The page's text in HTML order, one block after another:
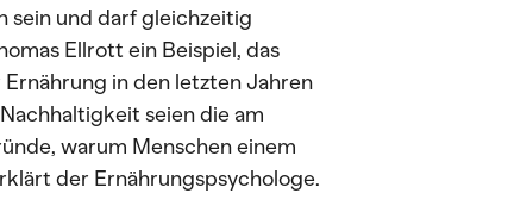
sein und darf gleichzeitig
Ellrott ein Beispiel, das
in den letzten Jahren
seien die am
warum Menschen einem
der Ernährungspsychologe.